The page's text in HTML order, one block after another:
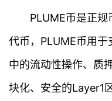
PLUME币是正
代币，PLUME币用
中的流动性操作、质
块化、安全的Layer1